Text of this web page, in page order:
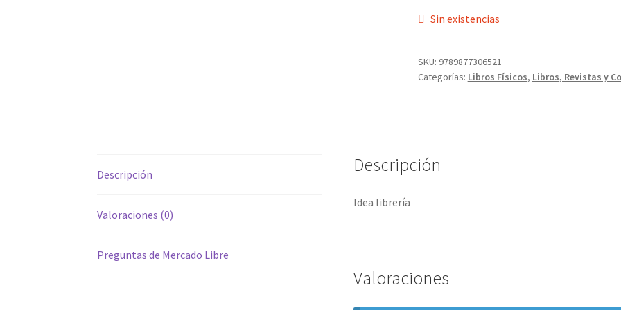
Sin existencias
SKU: 9789877306521
Categorías: Libros Físicos, Libros, Revistas y
Descripción
Valoraciones (0)
Preguntas de Mercado Libre
Descripción
Idea librería
Valoraciones